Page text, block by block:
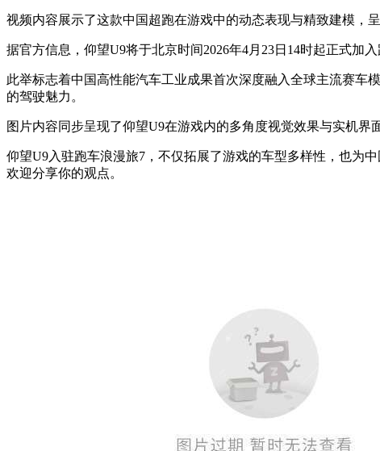
视频内容展示了这款中国超跑在游戏中的动态表现与精致建模，
据官方信息，仰望U9将于北京时间2026年4月23日14时起正式加
此举标志着中国高性能汽车工业成果首次深度融入全球主流赛车
的驾驶魅力。
图片内容同步呈现了仰望U9在游戏内的多角度视觉效果与实机界
仰望U9入驻跑车浪漫旅7，不仅拓展了游戏的车型多样性，也为
欢迎分享你的观点。